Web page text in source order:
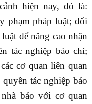
hiện nay, đó là:
phạm pháp luật; đổi
để nâng cao nhận
tác nghiệp báo chí;
cơ quan liên quan
tác nghiệp báo
báo với cơ quan